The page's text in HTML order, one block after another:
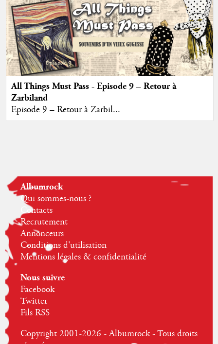
All Things Must Pass - Episode 9 – Retour à
Zarbiland
Episode 9 – Retour à Zarbil...
Albumrock
Qui sommes-nous ?
Contacts
Recrutement
Annonceurs
Conditions d'utilisation
Mentions légales & confidentialité
Nous suivre
Facebook
Twitter
Fils RSS
Copyright 2001-2026 - Albumrock - Tous droits